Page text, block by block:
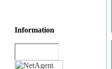
Information